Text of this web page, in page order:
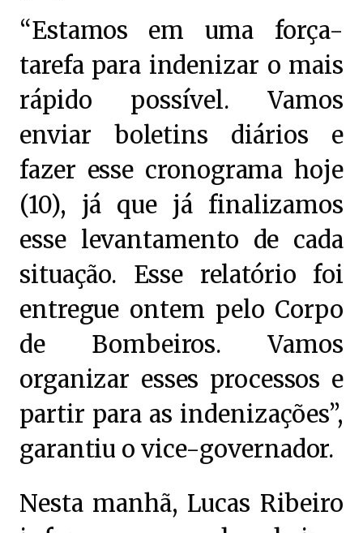
“Estamos em uma força-
tarefa para indenizar o mais
rápido possível. Vamos
enviar boletins diários e
fazer esse cronograma hoje
(10), já que já finalizamos
esse levantamento de cada
situação. Esse relatório foi
entregue ontem pelo Corpo
de Bombeiros. Vamos
organizar esses processos e
partir para as indenizações”,
garantiu o vice-governador.
Nesta manhã, Lucas Ribeiro